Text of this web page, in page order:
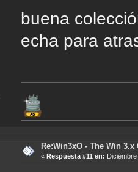
buena
echa para
Re:Win3xO - The Win
« Respuesta #11 en: